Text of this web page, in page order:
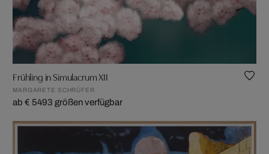
Frühling in Simulacrum XII
MARGARETE SCHRÜFER
ab € 5493 größen verfügbar